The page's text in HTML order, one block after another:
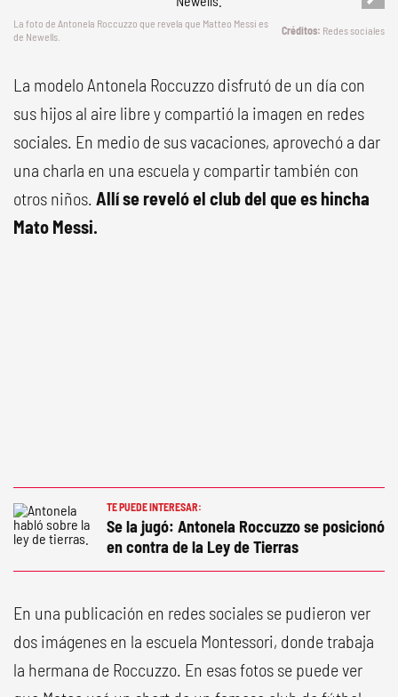
La foto de Antonela Roccuzzo que revela que Matteo Messi es
de Newells.
Redes sociales
La modelo Antonela Roccuzzo disfrutó de un día con
sus hijos al aire libre y compartió la imagen en redes
sociales. En medio de sus vacaciones, aprovechó a dar
una charla en una escuela y compartir también con
otros niños. Allí se reveló el club del que es hincha
Mato Messi.
TE PUEDE INTERESAR:
Se la jugó: Antonela Roccuzzo se posicionó
en contra de la Ley de Tierras
En una publicación en redes sociales se pudieron ver
dos imágenes en la escuela Montessori, donde trabaja
la hermana de Roccuzzo. En esas fotos se puede ver